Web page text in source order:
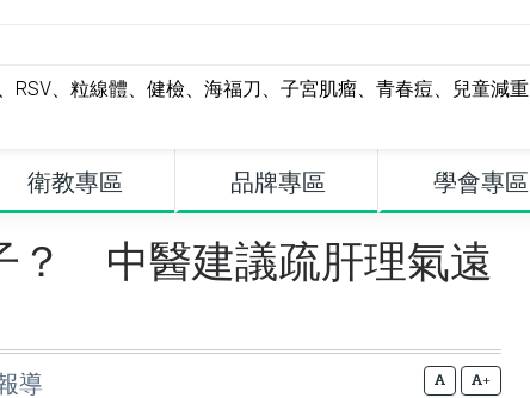
、 RSV、 粒線體、 健檢、 海福刀 、 子宮肌瘤、 青春痘、 兒童減重
衛教專區 品牌專區 學會專區
？ 中醫建議疏肝理氣遠
導 +